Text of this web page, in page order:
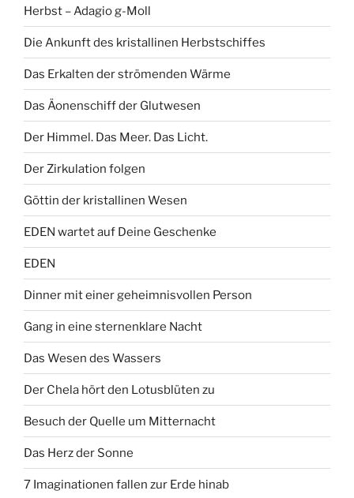
Herbst – Adagio g-Moll
Die Ankunft des kristallinen Herbstschiffes
Das Erkalten der strömenden Wärme
Das Äonenschiff der Glutwesen
Der Himmel. Das Meer. Das Licht.
Der Zirkulation folgen
Göttin der kristallinen Wesen
EDEN wartet auf Deine Geschenke
EDEN
Dinner mit einer geheimnisvollen Person
Gang in eine sternenklare Nacht
Das Wesen des Wassers
Der Chela hört den Lotusblüten zu
Besuch der Quelle um Mitternacht
Das Herz der Sonne
7 Imaginationen fallen zur Erde hinab